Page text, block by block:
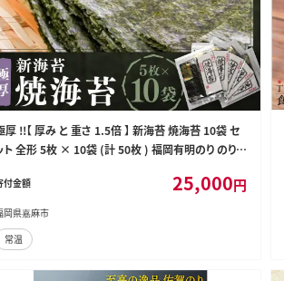
厚 !!【 厚み と 重さ 1.5倍 】 新海苔 焼海苔 10袋 セ
ト 全形 5枚 × 10袋 (計 50枚 ) 福岡有明のり のり
付金額 25,000円
岡県嘉麻市
常温